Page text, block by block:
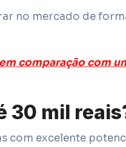
no mercado de
comparação com
30 mil
com excelente